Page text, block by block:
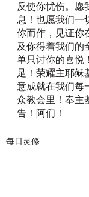
反使你忧伤。愿
息！也愿我们一
你而作，见证你
及你得着我们的
单只讨你的喜悦
足！荣耀主耶稣
意成就在我们每
众教会里！奉主
告！阿们！
每日灵修